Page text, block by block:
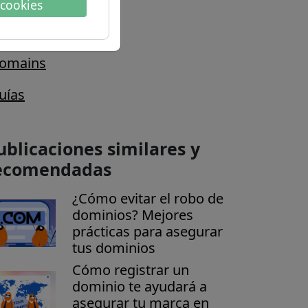
similares y
¿Cómo evitar el robo de
dominios? Mejores
prácticas para asegurar
tus dominios
Cómo registrar un
dominio te ayudará a
asegurar tu marca en